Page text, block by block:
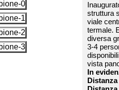
struttura
viale
termale.
diversa
3-4
vista
In